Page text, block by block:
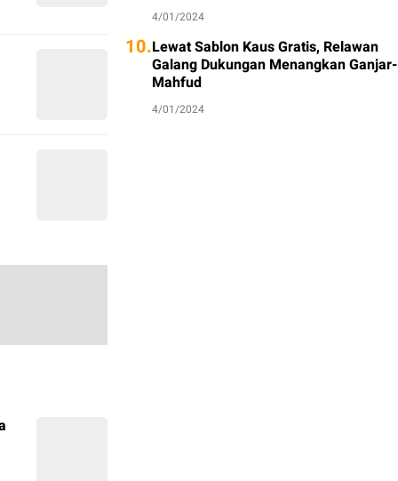
4/01/2024
10.Lewat Sablon Kaus Gratis, Relawan
Galang Dukungan Menangkan Ganjar-
Mahfud
4/01/2024